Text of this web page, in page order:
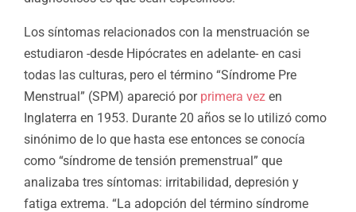
Los síntomas relacionados con la menstruación se
estudiaron -desde Hipócrates en adelante- en casi
todas las culturas, pero el término “Síndrome Pre
Menstrual” (SPM) apareció por primera vez en
Inglaterra en 1953. Durante 20 años se lo utilizó como
sinónimo de lo que hasta ese entonces se conocía
como “síndrome de tensión premenstrual” que
analizaba tres síntomas: irritabilidad, depresión y
fatiga extrema. “La adopción del término síndrome